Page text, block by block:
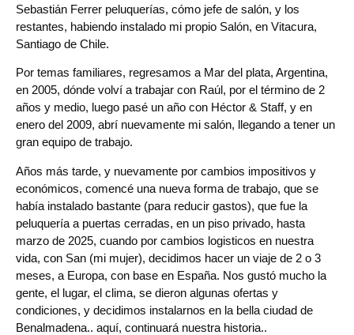
Sebastián Ferrer peluquerías, cómo jefe de salón, y los
restantes, habiendo instalado mi propio Salón, en Vitacura,
Santiago de Chile.
Por temas familiares, regresamos a Mar del plata, Argentina,
en 2005, dónde volví a trabajar con Raúl, por el término de 2
años y medio, luego pasé un año con Héctor & Staff, y en
enero del 2009, abrí nuevamente mi salón, llegando a tener un
gran equipo de trabajo.
Años más tarde, y nuevamente por cambios impositivos y
económicos, comencé una nueva forma de trabajo, que se
había instalado bastante (para reducir gastos), que fue la
peluquería a puertas cerradas, en un piso privado, hasta
marzo de 2025, cuando por cambios logisticos en nuestra
vida, con San (mi mujer), decidimos hacer un viaje de 2 o 3
meses, a Europa, con base en España. Nos gustó mucho la
gente, el lugar, el clima, se dieron algunas ofertas y
condiciones, y decidimos instalarnos en la bella ciudad de
Benalmadena.. aquí, continuará nuestra historia..